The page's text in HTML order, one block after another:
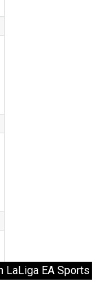
LaLiga EA Sports